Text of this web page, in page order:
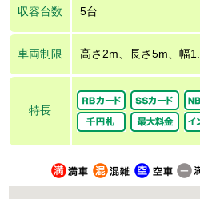
収容台数 5台
車両制限 高さ2m、長さ5m、幅
特長